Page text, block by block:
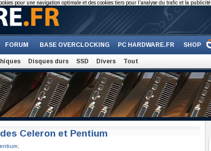
FORUM BASE OVERCLOCKING PC HARDWARE.FR SHOP
Disques durs SSD Divers Tout
Celeron et Pentium
;
pour une navigation optimale et des cookies tiers pour l'analyse du trafic et la publicité